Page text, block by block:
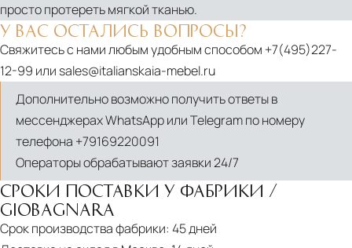
просто протереть мягкой тканью.
У ВАС ОСТАЛИСЬ ВОПРОСЫ?
Свяжитесь с нами любым удобным способом +7(495)227-
12-99 или sales@italianskaia-mebel.ru
Дополнительно возможно получить ответы в
мессенджерах WhatsApp или Telegram по номеру
телефона +79169220091
Операторы обрабатывают заявки 24/7
СРОКИ ПОСТАВКИ У ФАБРИКИ /
GIOBAGNARA
Срок производства фабрики: 45 дней